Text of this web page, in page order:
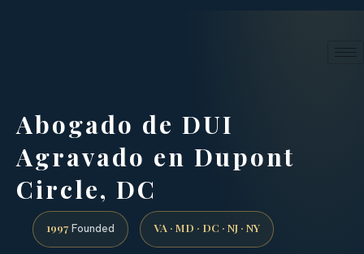
Abogado de DUI
Agravado en Dupont
Circle, DC
1997 Founded VA · MD · DC · NJ · NY